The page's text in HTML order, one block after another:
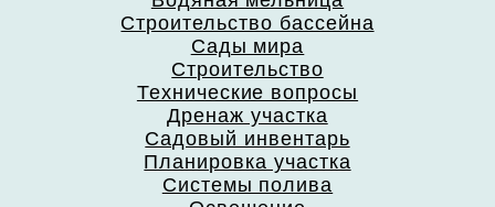
Строительство бассейна
Сады мира
Строительство
Технические вопросы
Дренаж участка
Садовый инвентарь
Планировка участка
Системы полива